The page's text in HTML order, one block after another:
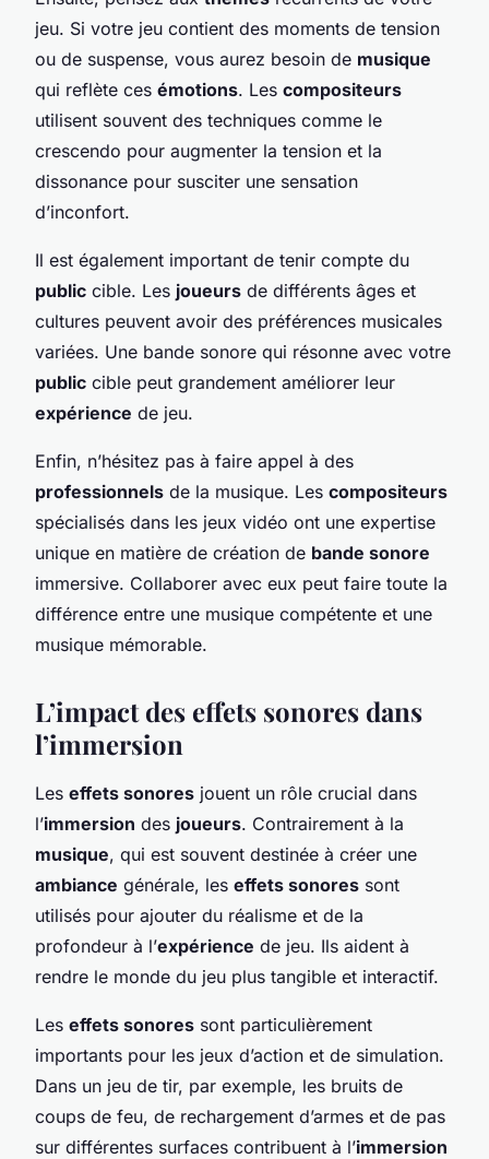
jeu. Si votre jeu contient des moments de tension
ou de suspense, vous aurez besoin de musique
qui reflète ces émotions. Les compositeurs
utilisent souvent des techniques comme le
crescendo pour augmenter la tension et la
dissonance pour susciter une sensation
d’inconfort.
Il est également important de tenir compte du
public cible. Les joueurs de différents âges et
cultures peuvent avoir des préférences musicales
variées. Une bande sonore qui résonne avec votre
public cible peut grandement améliorer leur
expérience de jeu.
Enfin, n’hésitez pas à faire appel à des
professionnels de la musique. Les compositeurs
spécialisés dans les jeux vidéo ont une expertise
unique en matière de création de bande sonore
immersive. Collaborer avec eux peut faire toute la
différence entre une musique compétente et une
musique mémorable.
L’impact des effets sonores dans
l’immersion
Les effets sonores jouent un rôle crucial dans
l’immersion des joueurs. Contrairement à la
musique, qui est souvent destinée à créer une
ambiance générale, les effets sonores sont
utilisés pour ajouter du réalisme et de la
profondeur à l’expérience de jeu. Ils aident à
rendre le monde du jeu plus tangible et interactif.
Les effets sonores sont particulièrement
importants pour les jeux d’action et de simulation.
Dans un jeu de tir, par exemple, les bruits de
coups de feu, de rechargement d’armes et de pas
sur différentes surfaces contribuent à l’immersion